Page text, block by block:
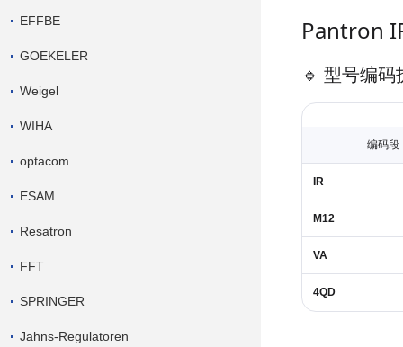
EFFBE
GOEKELER
Weigel
WIHA
optacom
ESAM
Resatron
FFT
SPRINGER
Jahns-Regulatoren
Pantron
🔹 型号编码
编码段
IR
M12
VA
4QD